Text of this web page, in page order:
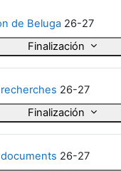
Finalización
de Beluga 26-27
Finalización
26-27
26-27